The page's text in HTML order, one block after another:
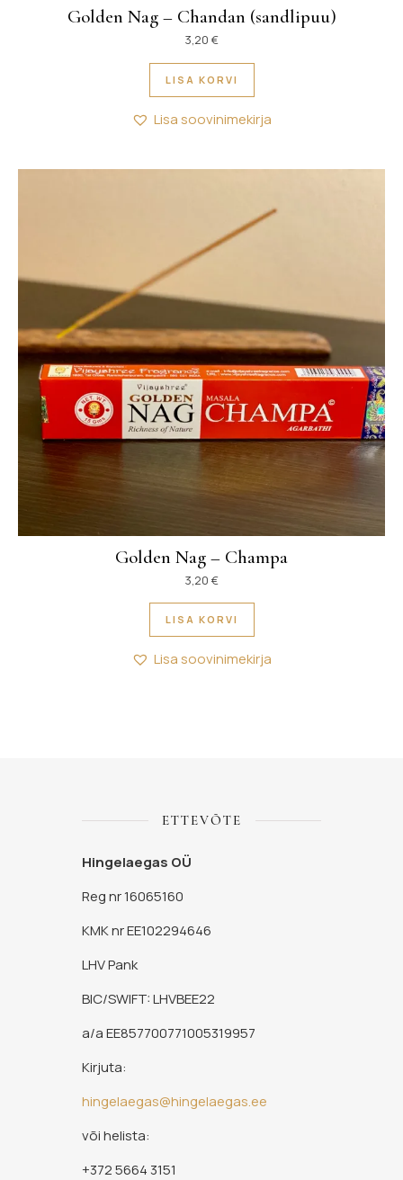
Golden Nag – Chandan (sandlipuu)
3,20 €
LISA KORVI
Lisa soovinimekirja
Golden Nag – Champa
3,20 €
LISA KORVI
Lisa soovinimekirja
ETTEVÕTE
Hingelaegas OÜ
Reg nr 16065160
KMK nr EE102294646
LHV Pank
BIC/SWIFT: LHVBEE22
a/a EE857700771005319957
Kirjuta:
hingelaegas@hingelaegas.ee
või helista:
+372 5664 3151